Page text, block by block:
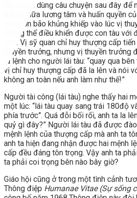
Tôi muốn dùng câu chuyện sau đây
thẳng giữa lương tâm và huấn quyền
một cơn bão khủng khiếp vào lúc vị
không thể điều khiển được con tàu với
nữa. Vị sỹ quan chỉ huy thượng cấp
thuyền trưởng, nhưng vị thuyền trưởng
ra lệnh cho người lái tàu: “quay qua
vị chỉ huy thượng cấp đã la lên và nói
không an toàn nếu anh làm như thế!”
Người tài công (lái tàu) nghe thấy hai
một lúc: “lái tàu quay sang trái 180độ
phía trước”. Quá đỗi bối rối, anh ta la
quỷ gì đây?” Người lái tàu đã được
mệnh lệnh của thượng cấp mà anh ta
anh ta hiện đang nhận được hai mệnh
cấp đều đáng tôn trọng. Vậy anh ta
ta phải coi trọng bên nào bây giờ?
Giáo hội cũng ở trong một tình cảnh
Thông điệp Humanae Vitae (Sự sống